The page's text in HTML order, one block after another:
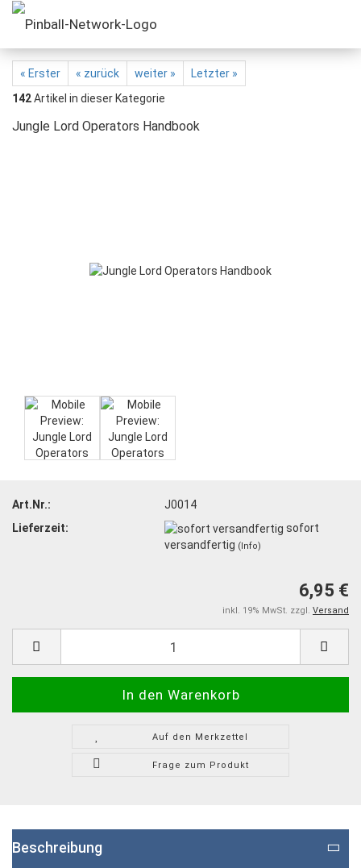
« Erster « zurück weiter »
Letzter »
142Artikel in dieser Kategorie
Jungle Lord Operators Handbook
Art.Nr.:
J0014
Lieferzeit:
sofort
versandfertig (Info)
6,95 €
inkl. 19% MwSt. zzgl. Versand
Auf den Merkzettel
Frage zum Produkt
Beschreibung